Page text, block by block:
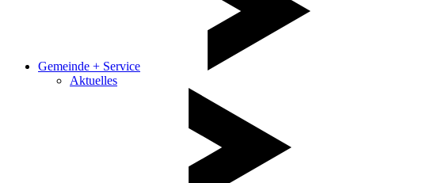
Gemeinde + Service
Aktuelles